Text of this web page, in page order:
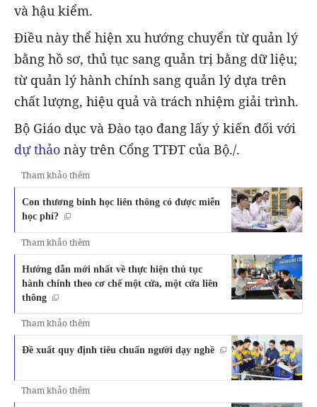
và hậu kiểm.
Điều này thể hiện xu hướng chuyển từ quản lý
bằng hồ sơ, thủ tục sang quản trị bằng dữ liệu;
từ quản lý hành chính sang quản lý dựa trên
chất lượng, hiệu quả và trách nhiệm giải trình.
Bộ Giáo dục và Đào tạo đang lấy ý kiến đối với
dự thảo này trên Cổng TTĐT của Bộ./.
Tham khảo thêm
Con thương binh học liên thông có được miễn
học phí?
Tham khảo thêm
Hướng dẫn mới nhất về thực hiện thủ tục
hành chính theo cơ chế một cửa, một cửa liên
thông
Tham khảo thêm
Đề xuất quy định tiêu chuẩn người dạy nghề
Tham khảo thêm